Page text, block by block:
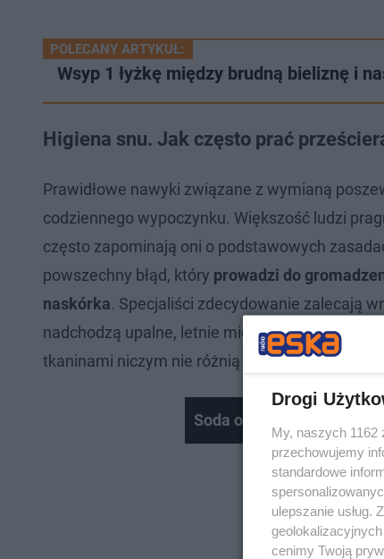
POLECANY ARTYKUŁ:
Wsyp 1 łyżkę między brudną bieliznę i
Higiena snu. Jak często prać
Prawidłowe nawyki związane z wymianą
codziennego wypoczynku. Większość ludzi
często zapominają oni o podstawowych
powszechny błąd, który prowadzi do
naskórka. Specjaliści zdecydowanie zalecają
nadchodzą upalne, letnie miesiące, ten proces
tkaninami niczym nie różnią się od
Soda oczyszczona - 10
Drogi
My, naszych 1162
przechowujemy
standardowe
ulepszanie usług.
cenimy Twoją